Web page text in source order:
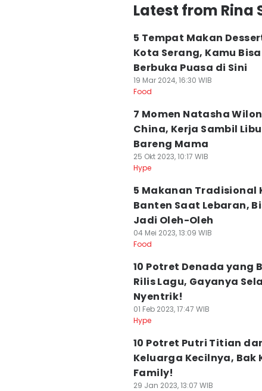
Latest from Rina
5 Tempat Makan
Kota Serang, Kamu Bisa
Berbuka Puasa di Sini
19 Mar 2024, 16:30 WIB
Food
7 Momen Natasha
China, Kerja Sambil
Bareng Mama
25 Okt 2023, 10:17 WIB
Hype
5 Makanan Tradisional
Banten Saat Lebaran,
Jadi Oleh-Oleh
04 Mei 2023, 13:09 WIB
Food
10 Potret Denada yang
Rilis Lagu, Gayanya
Nyentrik!
01 Feb 2023, 17:47 WIB
Hype
10 Potret Putri Titian
Keluarga Kecilnya, Bak
Family!
29 Jan 2023, 13:07 WIB